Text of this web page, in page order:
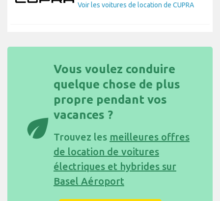
Voir les voitures de location de CUPRA
eco
Vous voulez conduire
quelque chose de plus
propre pendant vos
vacances ?
Trouvez les meilleures offres
de location de voitures
électriques et hybrides sur
Basel Aéroport